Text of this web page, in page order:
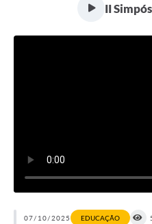
Arquivos para Download
Notícias
II
07/10/2025 EDUCAÇÃO